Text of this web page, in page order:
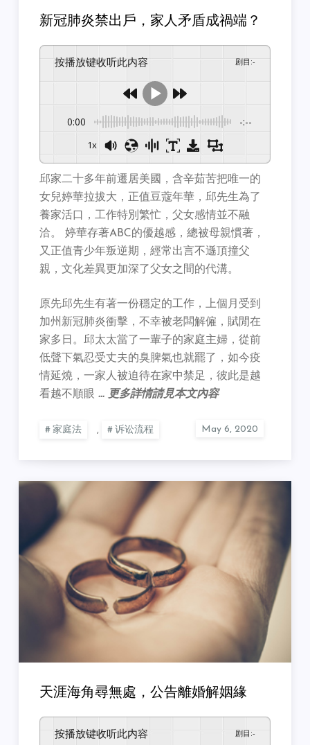
新冠肺炎禁出戶，家人矛盾成禍端？
按播放键收听此内容 剧目 :-
0:00 -:--
1x
邱家二十多年前遷居美國，含辛茹苦把唯一的
女兒婷華拉拔大，正值豆蔻年華，邱先生為了
養家活口，工作特別繁忙，父女感情並不融
洽。 婷華存著ABC的優越感，總被母親慣著，
又正值青少年叛逆期，經常出言不遜頂撞父
親，文化差異更加深了父女之間的代溝。​
原先邱先生有著一份穩定的工作，上個月受到
加州新冠肺炎衝擊，不幸被老闆解僱，賦閒在
家多日。邱太太當了一輩子的家庭主婦，從前
低聲下氣忍受丈夫的臭脾氣也就罷了，如今疫
情延燒，一家人被迫待在家中禁足，彼此是越
看越不順眼… 更多詳情請見本文內容
家庭法 , 诉讼流程
天涯海角尋無處，公告離婚解姻緣
按播放键收听此内容 剧目 :-